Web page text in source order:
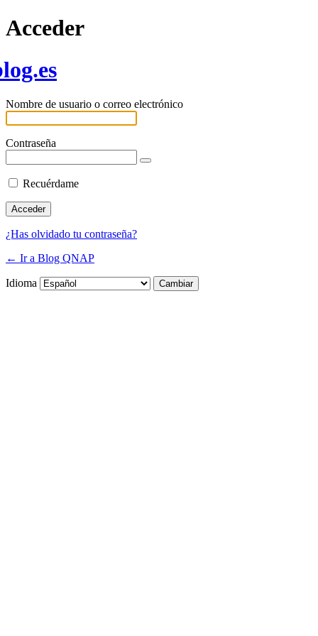
Acceder
Nombre de usuario o correo electrónico
Contraseña
Recuérdame
¿Has olvidado tu contraseña?
← Ir a Blog QNAP
Idioma